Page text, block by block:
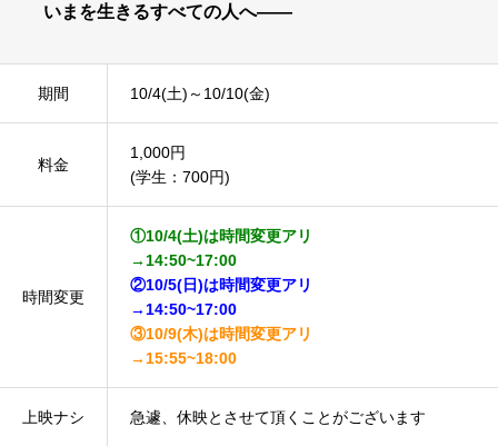
いまを生きるすべての人へ――
期間 10/4(土)～10/10(金)
料金
1,000円
(学生：700円)
時間変更
①10/4(土)は時間変更アリ
→14:50~17:00
②10/5(日)は時間変更アリ
→14:50~17:00
③10/9(木)は時間変更アリ
→15:55~18:00
上映ナシ 急遽、休映とさせて頂くことがございます